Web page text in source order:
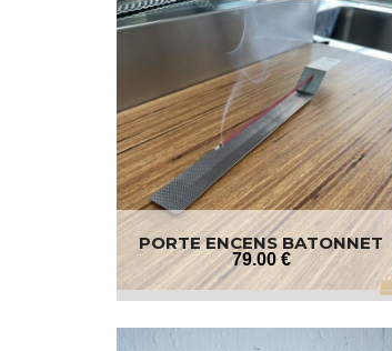
PORTE ENCENS BATONNET
79.00 €